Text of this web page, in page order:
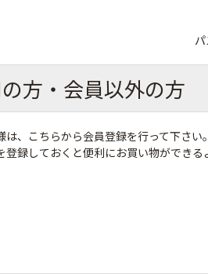
方・会員以外の方
、こちらから会員登録を行って下さい。
録しておくと便利にお買い物ができる